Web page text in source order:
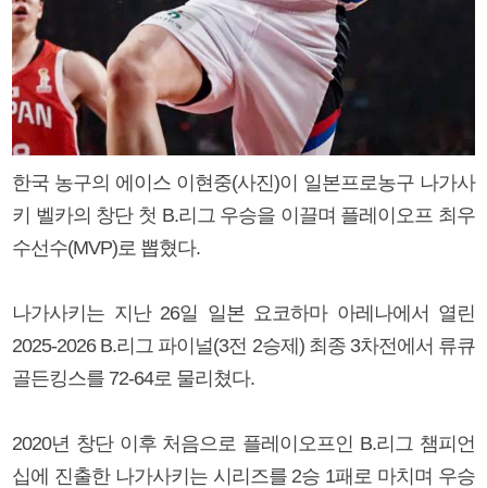
한국 농구의 에이스 이현중(사진)이 일본프로농구 나가사
키 벨카의 창단 첫 B.리그 우승을 이끌며 플레이오프 최우
수선수(MVP)로 뽑혔다.
나가사키는 지난 26일 일본 요코하마 아레나에서 열린
2025-2026 B.리그 파이널(3전 2승제) 최종 3차전에서 류큐
골든킹스를 72-64로 물리쳤다.
2020년 창단 이후 처음으로 플레이오프인 B.리그 챔피언
십에 진출한 나가사키는 시리즈를 2승 1패로 마치며 우승